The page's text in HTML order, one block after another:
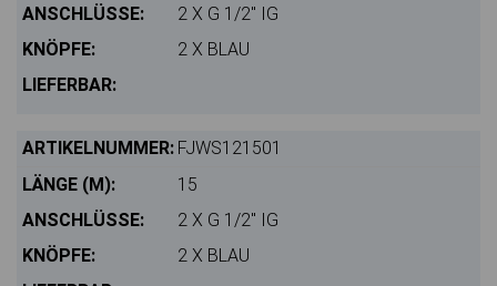
2 X G 1/2" IG
2 X BLAU
FJWS121501
15
2 X G 1/2" IG
2 X BLAU